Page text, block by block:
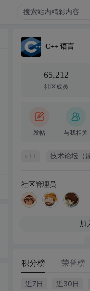
C++ 语言
65,212
社区成员
发帖 与我相关
c++ 技术论坛（原
社区管理员
加
积分榜 荣誉榜
近7日 近30日